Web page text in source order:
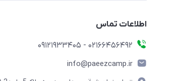
اطلاعات تماس
02166456492 - 09121933405
info@paeezcamp.ir